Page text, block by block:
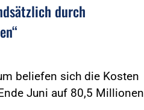
durch
beliefen sich die Kosten
Juni auf 80,5 Millionen